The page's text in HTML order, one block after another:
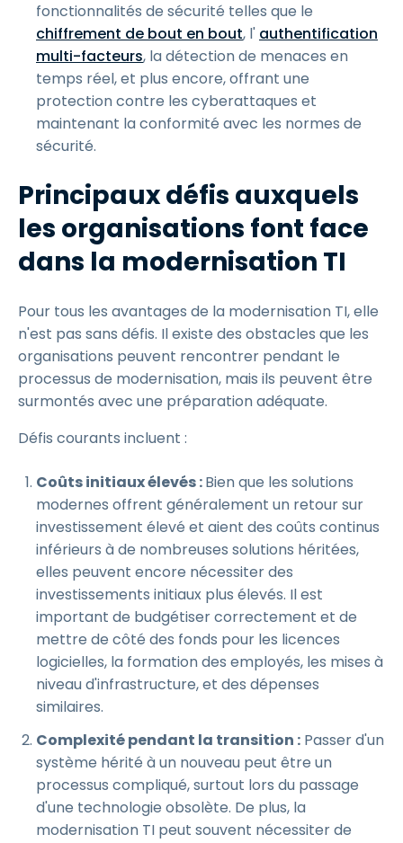
fonctionnalités de sécurité telles que le
chiffrement de bout en bout, l' authentification
multi-facteurs, la détection de menaces en
temps réel, et plus encore, offrant une
protection contre les cyberattaques et
maintenant la conformité avec les normes de
sécurité.
Principaux défis auxquels
les organisations font face
dans la modernisation TI
Pour tous les avantages de la modernisation TI, elle
n'est pas sans défis. Il existe des obstacles que les
organisations peuvent rencontrer pendant le
processus de modernisation, mais ils peuvent être
surmontés avec une préparation adéquate.
Défis courants incluent :
Coûts initiaux élevés :Bien que les solutions
modernes offrent généralement un retour sur
investissement élevé et aient des coûts continus
inférieurs à de nombreuses solutions héritées,
elles peuvent encore nécessiter des
investissements initiaux plus élevés. Il est
important de budgétiser correctement et de
mettre de côté des fonds pour les licences
logicielles, la formation des employés, les mises à
niveau d'infrastructure, et des dépenses
similaires.
Complexité pendant la transition : Passer d'un
système hérité à un nouveau peut être un
processus compliqué, surtout lors du passage
d'une technologie obsolète. De plus, la
modernisation TI peut souvent nécessiter de